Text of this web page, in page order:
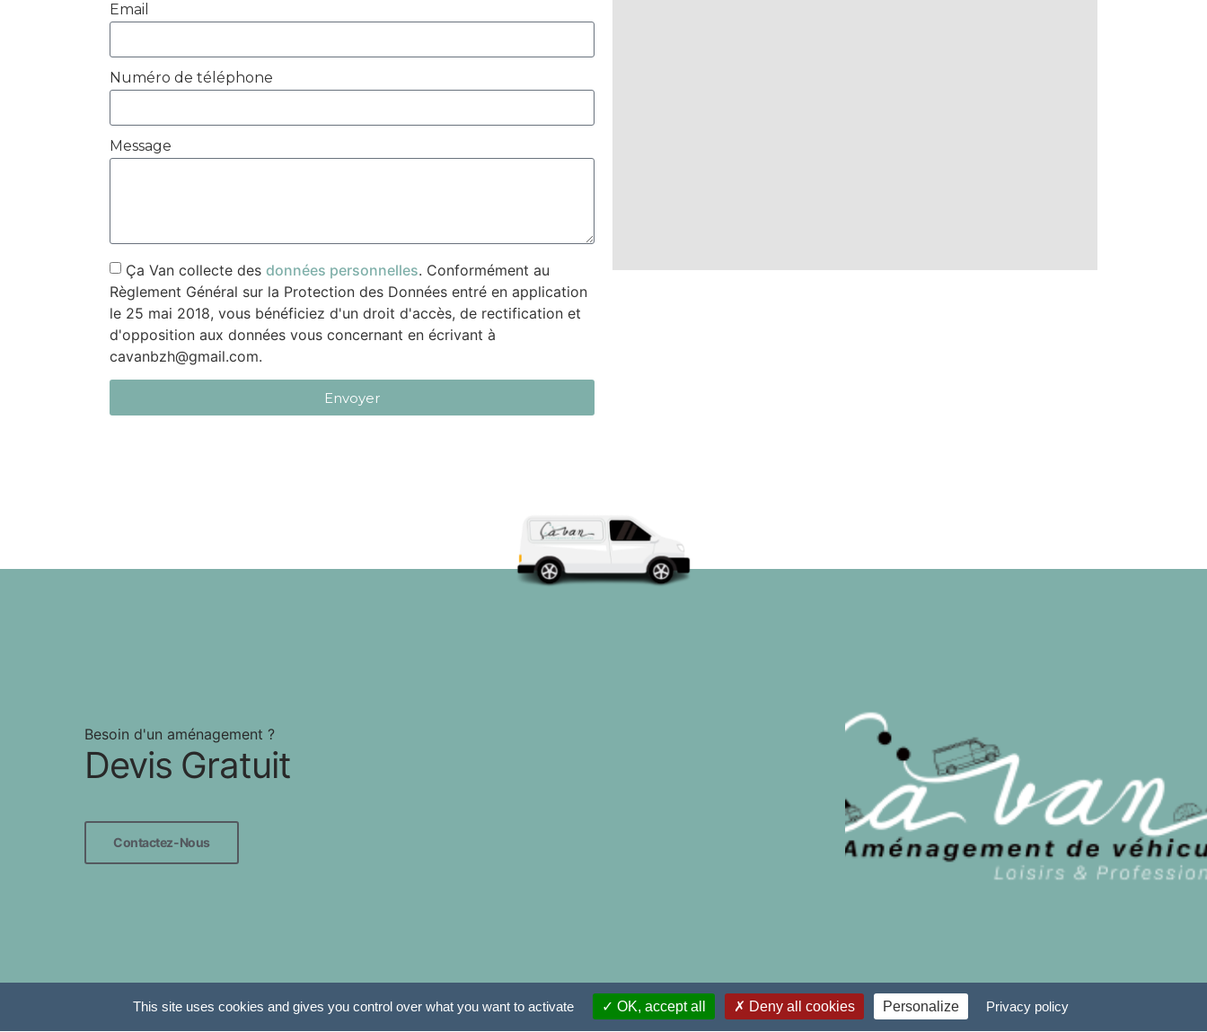
Email
Numéro de téléphone
Message
Ça Van collecte des données personnelles. Conformément au
Règlement Général sur la Protection des Données entré en application
le 25 mai 2018, vous bénéficiez d'un droit d'accès, de rectification et
d'opposition aux données vous concernant en écrivant à
cavanbzh@gmail.com.
Envoyer
Besoin d'un aménagement ?
Devis Gratuit
Contactez-Nous
This site uses cookies and gives you control over what you want to activate OK, accept all Deny all cookies Personalize Privacy policy